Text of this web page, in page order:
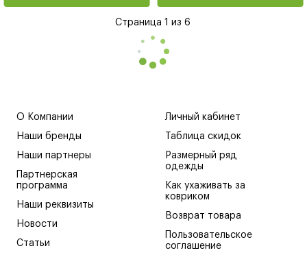
Страница 1 из 6
О Компании
Наши бренды
Наши партнеры
Партнерская
программа
Наши реквизиты
Новости
Статьи
Личный кабинет
Таблица скидок
Размерный ряд
одежды
Как ухаживать за
ковриком
Возврат товара
Пользовательское
соглашение